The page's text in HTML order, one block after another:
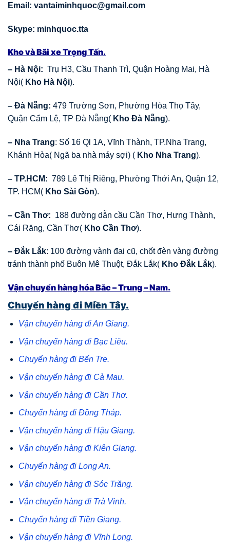
Email: vantaiminhquoc@gmail.com
Skype: minhquoc.tta
Kho và Bãi xe Trọng Tấn.
– Hà Nội: Trụ H3, Cầu Thanh Trì, Quận Hoàng Mai, Hà
Nội( Kho Hà Nội).
– Đà Nẵng: 479 Trường Sơn, Phường Hòa Thọ Tây,
Quận Cẩm Lệ, TP Đà Nẵng( Kho Đà Nẵng).
– Nha Trang: Số 16 Ql 1A, Vĩnh Thành, TP.Nha Trang,
Khánh Hòa( Ngã ba nhà máy sợi) ( Kho Nha Trang).
– TP.HCM: 789 Lê Thị Riêng, Phường Thới An, Quận 12,
TP. HCM( Kho Sài Gòn).
– Cần Thơ: 188 đường dẫn cầu Cần Thơ, Hưng Thành,
Cái Răng, Cần Thơ( Kho Cần Thơ).
– Đắk Lắk: 100 đường vành đai cũ, chốt đèn vàng đường
tránh thành phố Buôn Mê Thuột, Đắk Lắk( Kho Đắk Lắk).
Vận chuyển hàng hóa Bắc – Trung – Nam.
Chuyển hàng đi Miền Tây.
Vận chuyển hàng đi An Giang.
Vận chuyển hàng đi Bạc Liêu.
Chuyển hàng đi Bến Tre.
Vận chuyển hàng đi Cà Mau.
Vận chuyển hàng đi Cần Thơ.
Chuyển hàng đi Đồng Tháp.
Vận chuyển hàng đi Hậu Giang.
Vận chuyển hàng đi Kiên Giang.
Chuyển hàng đi Long An.
Vận chuyển hàng đi Sóc Trăng.
Vận chuyển hàng đi Trà Vinh.
Chuyển hàng đi Tiền Giang.
Vận chuyển hàng đi Vĩnh Long.